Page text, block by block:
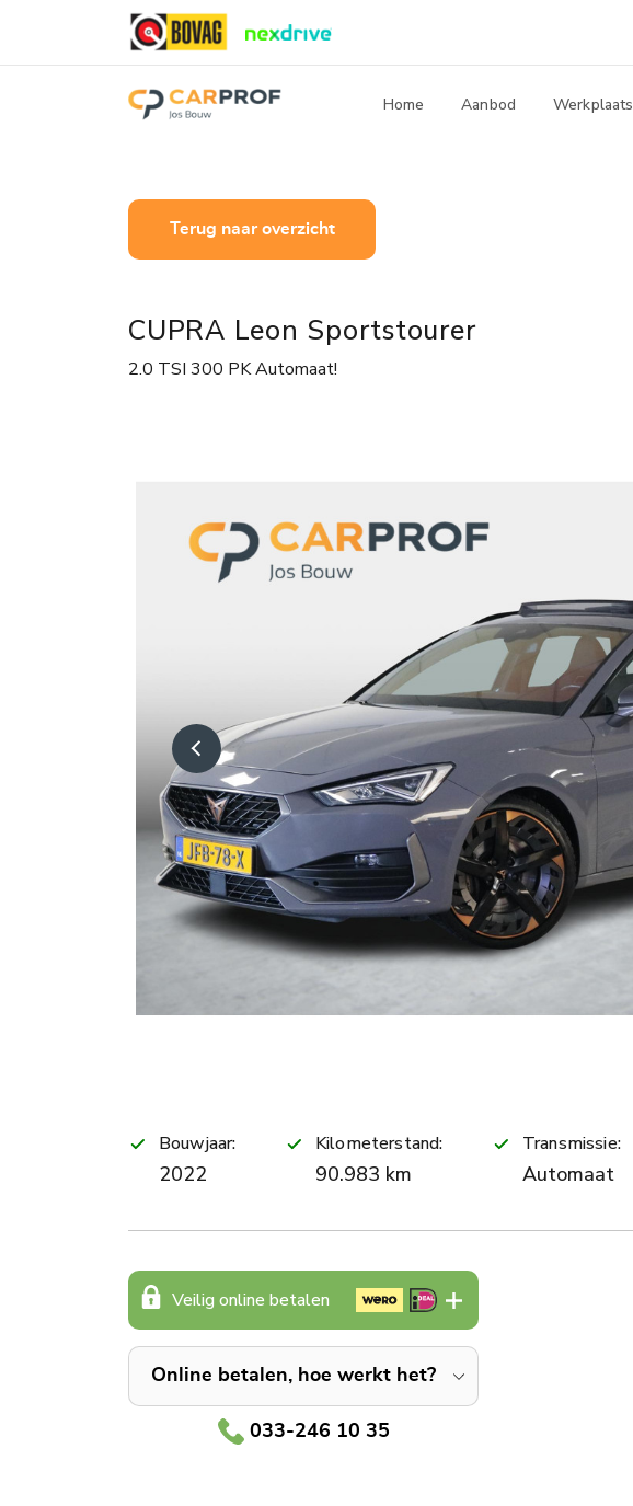
Home Aanbod Werkplaats
Terug naar overzicht
CUPRA Leon Sportstourer
2.0 TSI 300 PK Automaat!
Bouwjaar:
2022
Kilometerstand:
90.983 km
Transmissie:
Automaat
Veilig online betalen
Online betalen, hoe werkt het?
033-246 10 35